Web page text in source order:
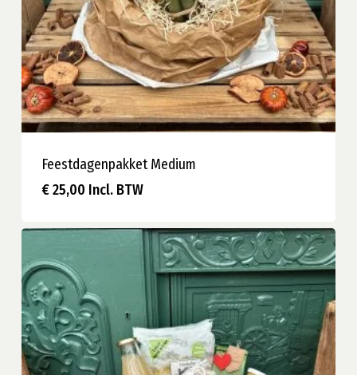
Feestdagenpakket Medium
€25,00 Incl. BTW
€ 25,00